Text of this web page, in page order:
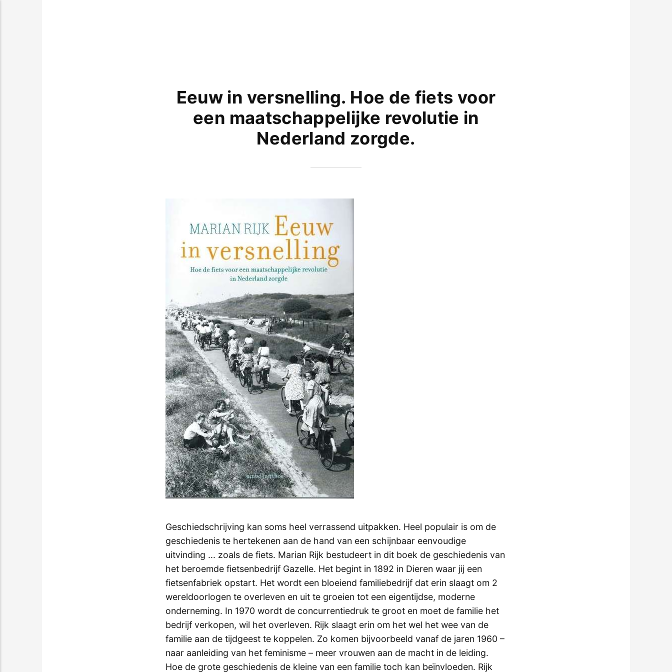
Eeuw in versnelling. Hoe de fiets voor
een maatschappelijke revolutie in
Nederland zorgde.
Geschiedschrijving kan soms heel verrassend uitpakken. Heel populair is om de
geschiedenis te hertekenen aan de hand van een schijnbaar eenvoudige
uitvinding ... zoals de fiets. Marian Rijk bestudeert in dit boek de geschiedenis van
het beroemde fietsenbedrijf Gazelle. Het begint in 1892 in Dieren waar jij een
fietsenfabriek opstart. Het wordt een bloeiend familiebedrijf dat erin slaagt om 2
wereldoorlogen te overleven en uit te groeien tot een eigentijdse, moderne
onderneming. In 1970 wordt de concurrentiedruk te groot en moet de familie het
bedrijf verkopen, wil het overleven. Rijk slaagt erin om het wel het wee van de
familie aan de tijdgeest te koppelen. Zo komen bijvoorbeeld vanaf de jaren 1960 –
naar aanleiding van het feminisme – meer vrouwen aan de macht in de leiding.
Hoe de grote geschiedenis de kleine van een familie toch kan beïnvloeden. Rijk